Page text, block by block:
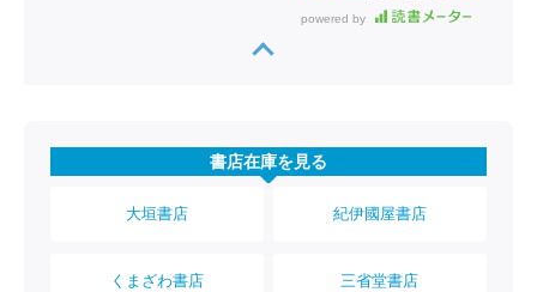
powered by
書店在庫を見る
大垣書店 紀伊國屋書店
くまざわ書店 三省堂書店